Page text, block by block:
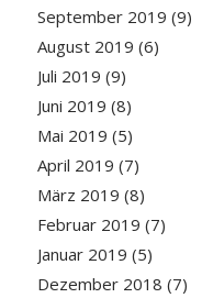
September 2019 (9)
August 2019 (6)
Juli 2019 (9)
Juni 2019 (8)
Mai 2019 (5)
April 2019 (7)
März 2019 (8)
Februar 2019 (7)
Januar 2019 (5)
Dezember 2018 (7)